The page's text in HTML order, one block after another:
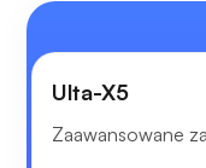
Ulta-X5
Zaawansowane